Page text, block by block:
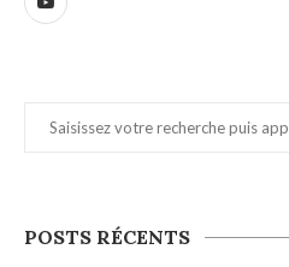
POSTS RÉCENTS